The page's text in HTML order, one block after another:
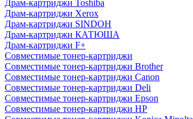
Драм-картриджи Toshiba
Драм-картриджи Xerox
Драм-картриджи SINDOH
Драм-картриджи КАТЮША
Драм-картриджи F+
Совместимые тонер-картриджи
Совместимые тонер-картриджи Brother
Совместимые тонер-картриджи Canon
Совместимые тонер-картриджи Deli
Совместимые тонер-картриджи Epson
Совместимые тонер-картриджи HP